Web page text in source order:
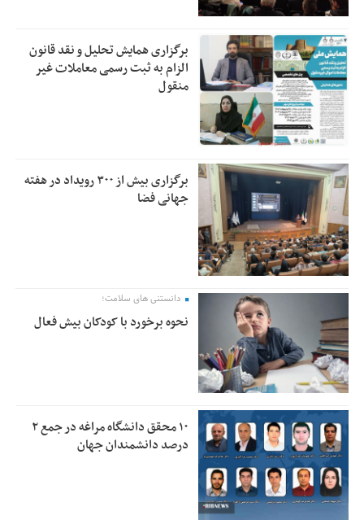
برگزاری همایش تحلیل و نقد قانون
الزام به ثبت رسمی معاملات غیر
منقول
برگزاری بیش از ۳۰۰ رویداد در هفته
جهانی فضا
دانستنی های سلامت؛
نحوه برخورد با کودکان بیش فعال
۱۰ محقق دانشگاه مراغه در جمع ۲
درصد دانشمندان جهان